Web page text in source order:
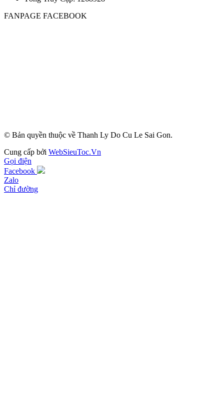
FANPAGE FACEBOOK
© Bản quyền thuộc về Thanh Ly Do Cu Le Sai Gon.
Cung cấp bởi WebSieuToc.Vn
Gọi điện
Facebook
Zalo
Chỉ đường